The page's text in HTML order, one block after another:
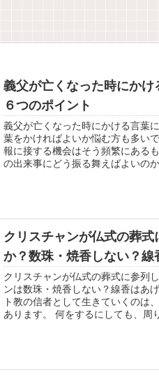
義父が亡くなった時にかけ
６つのポイント
義父が亡くなった時にかける言葉
葉をかければよいか悩む方も多い
報に接する機会はそう頻繁にある
の出来事にどう振る舞えばよいの
クリスチャンが仏式の葬式
か？数珠・焼香しない？線
クリスチャンが仏式の葬式に参列
ンは数珠・焼香しない？線香はあ
ト教の信者として生きていくのは
あります。 何をするにしても、周